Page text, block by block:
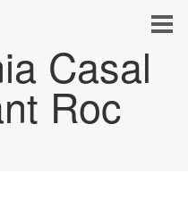
Casal
Roc